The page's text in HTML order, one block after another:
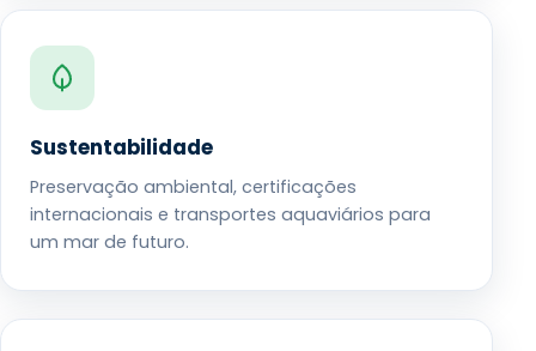
Sustentabilidade
Preservação ambiental, certificações
internacionais e transportes aquaviários para
um mar de futuro.